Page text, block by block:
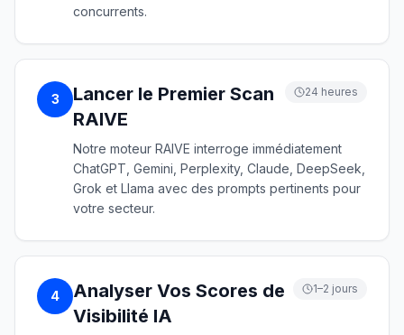
concurrents.
3
Lancer le Premier Scan
RAIVE
24 heures
Notre moteur RAIVE interroge immédiatement
ChatGPT, Gemini, Perplexity, Claude, DeepSeek,
Grok et Llama avec des prompts pertinents pour
votre secteur.
4
Analyser Vos Scores de
Visibilité IA
1–2 jours